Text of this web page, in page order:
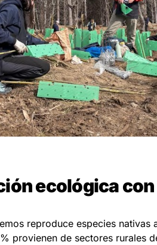
ecológica
reproduce especies
provienen de sectores rurales